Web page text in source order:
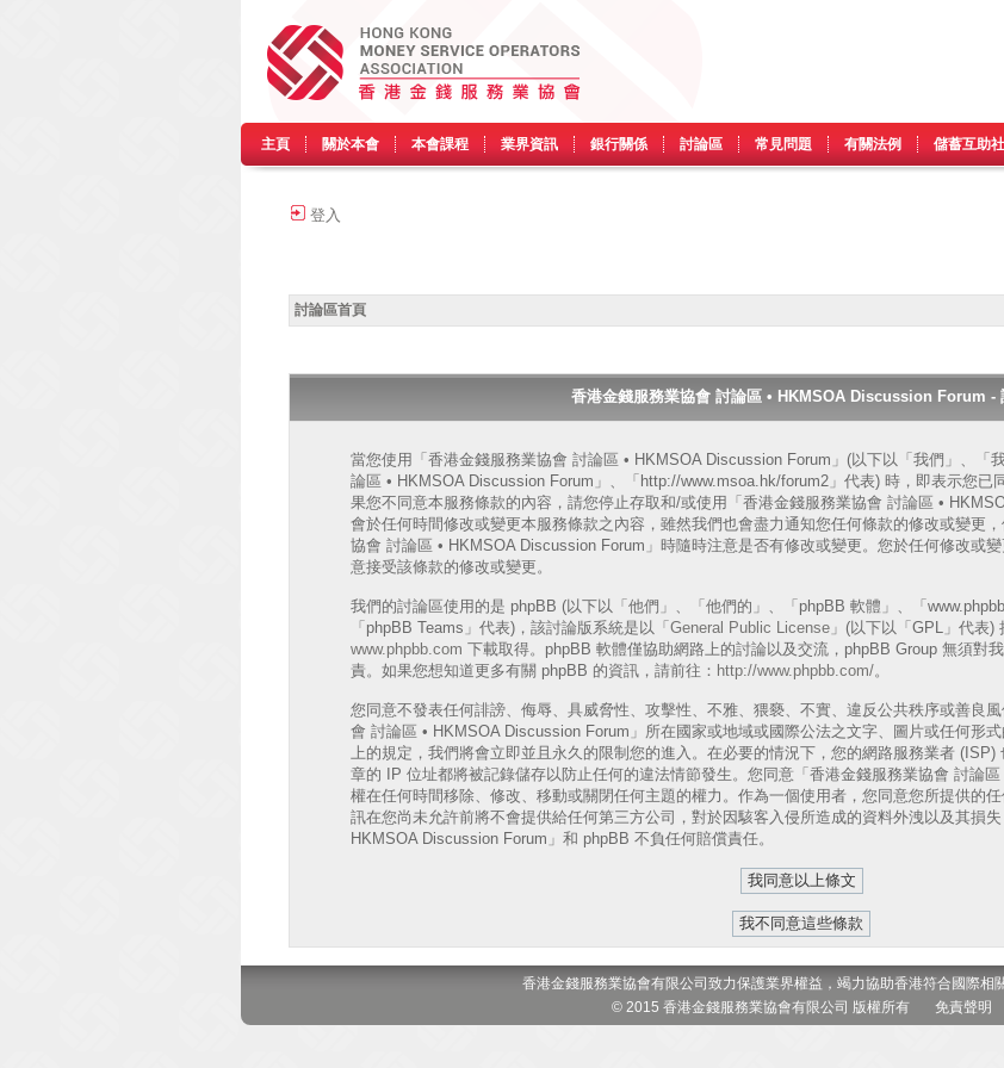
主頁 關於本會 本會課程 業界資訊 銀行關係 討論區 常見問題 有關法例 儲蓄互助社
登入
討論區首頁
香港金錢服務業協會 討論區 • HKMSOA Discussion Forum -
當您使用「香港金錢服務業協會 討論區 • HKMSOA Discussion Forum」(以下以「我們」、「
論區 • HKMSOA Discussion Forum」、「http://www.msoa.hk/forum2」代表) 時，即表示您已
果您不同意本服務條款的內容，請您停止存取和/或使用「香港金錢服務業協會 討論區 •
會於任何時間修改或變更本服務條款之內容，雖然我們也會盡力通知您任何條款的修改或變更
協會 討論區 • HKMSOA Discussion Forum」時隨時注意是否有修改或變更。您於任何修改或
意接受該條款的修改或變更。
我們的討論區使用的是 phpBB (以下以「他們」、「他們的」、「phpBB 軟體」、「
「phpBB Teams」代表)，該討論版系統是以「 General Public License」(以下以「GPL」代表)
www.phpbb.com 下載取得。phpBB 軟體僅協助網路上的討論以及交流，phpBB Group 無須對
責。如果您想知道更多有關 phpBB 的資訊，請前往： http://www.phpbb.com/。
您同意不發表任何誹謗、侮辱、具威脅性、攻擊性、不雅、猥褻、不實、違反公共秩序或善良
會 討論區 • HKMSOA Discussion Forum」所在國家或地域或國際公法之文字、圖片或任何形
上的規定，我們將會立即並且永久的限制您的進入。在必要的情況下，您的網路服務業者 (ISP)
章的 IP 位址都將被記錄儲存以防止任何的違法情節發生。您同意「香港金錢服務業協會 討論
權在任何時間移除、修改、移動或關閉任何主題的權力。作為一個使用者，您同意您所提供的
訊在您尚未允許前將不會提供給任何第三方公司，對於因駭客入侵所造成的資料外洩以及其損
HKMSOA Discussion Forum」和 phpBB 不負任何賠償責任。
香港金錢服務業協會有限公司致力保護業界權益，竭力協助香港符合國際相
© 2015 香港金錢服務業協會有限公司 版權所有 免責聲明